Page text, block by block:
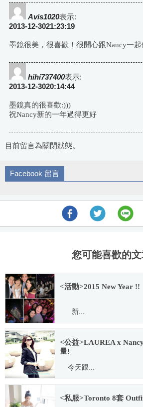
Avis1020表示:
2013-12-3021:23:19
墨鏡很美，很喜歡！很開心跟Nancy一起
hihi737400表示:
2013-12-3020:14:44
墨鏡真的很喜歡:)))
祝Nancy新的一年過得更好
目前留言為關閉狀態。
Facebook 留言
您可能喜歡的
<活動>2015 New Year !!
新...
2015.01.05
<公益>LAUREA x
量!
今天跟...
2013.11.26
<私服>Toronto 8套